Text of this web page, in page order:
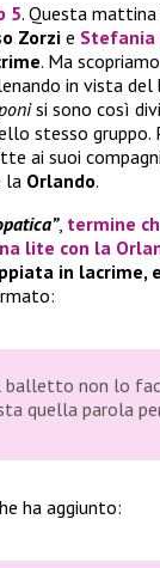
5. Questa
Zorzi e Stefania
. Ma
in vista
si sono così
stesso gruppo.
ai suoi
la Orlando.
, termine
lite con la
in lacrime,
balletto non lo
quella parola
ha aggiunto: